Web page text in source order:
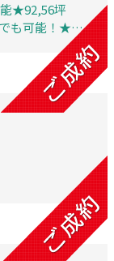
★92,56坪
も可能！★担
ナー、住宅ロー